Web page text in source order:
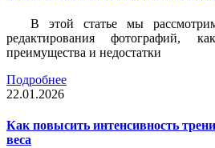
В этой статье мы
редактирования фотографий,
преимущества и недостатки
Подробнее
22.01.2026
Как повысить интенсивность
веса